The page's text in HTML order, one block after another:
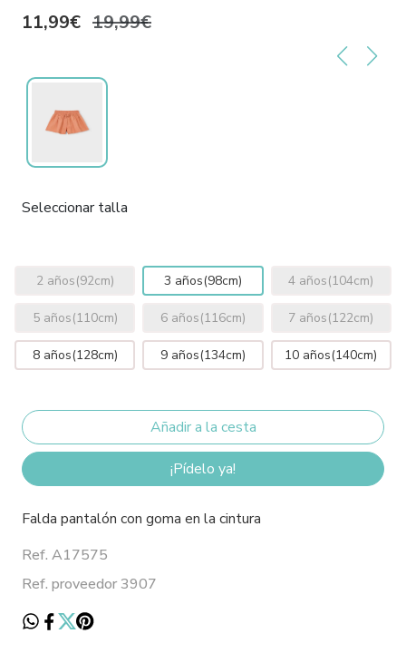
11,99€ 19,99€
Seleccionar talla
2 años(92cm) 3 años(98cm) 4 años(104cm)
5 años(110cm) 6 años(116cm) 7 años(122cm)
8 años(128cm) 9 años(134cm) 10 años(140cm)
¡Pídelo ya!
Falda pantalón con goma en la cintura
Ref. A17575
Ref. proveedor 3907